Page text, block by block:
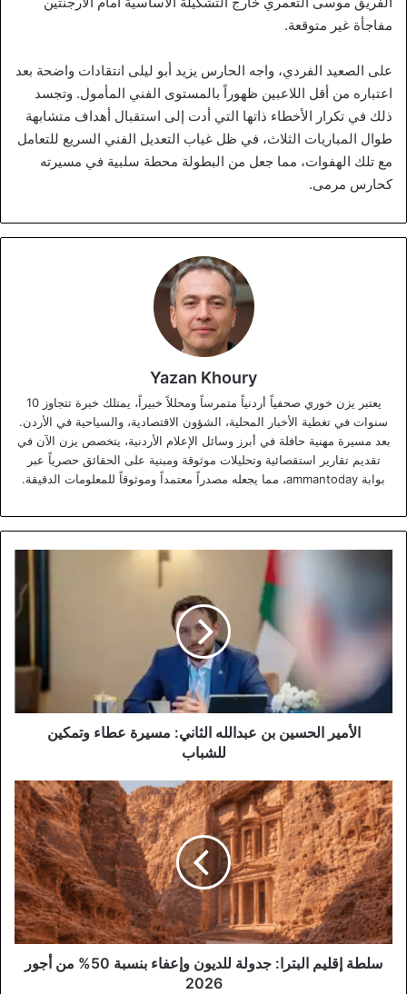
مفاجأة غير متوقعة.
على الصعيد الفردي، واجه الحارس يزيد أبو ليلى انتقادات واضحة بعد
اعتباره من أقل اللاعبين ظهوراً بالمستوى الفني المأمول. وتجسد
ذلك في تكرار الأخطاء ذاتها التي أدت إلى استقبال أهداف متشابهة
طوال المباريات الثلاث، في ظل غياب التعديل الفني السريع للتعامل
مع تلك الهفوات، مما جعل من البطولة محطة سلبية في مسيرته
كحارس مرمى.
Yazan Khoury
يعتبر يزن خوري صحفياً أردنياً متمرساً ومحللاً خبيراً، يمتلك خبرة تتجاوز 10
سنوات في تغطية الأخبار المحلية، الشؤون الاقتصادية، والسياحية في الأردن.
بعد مسيرة مهنية حافلة في أبرز وسائل الإعلام الأردنية، يتخصص يزن الآن في
تقديم تقارير استقصائية وتحليلات موثوقة ومبنية على الحقائق حصرياً عبر
بوابة ammantoday، مما يجعله مصدراً معتمداً وموثوقاً للمعلومات الدقيقة.
الثاني:
عطاء
وتمكين
للشباب
الأمير الحسين بن عبدالله الثاني: مسيرة عطاء وتمكين
للشباب
سلطة
إقليم
البترا:
جدولة
للديون
وإعفاء
بنسبة
50%
من
أجور
سلطة إقليم البترا: جدولة للديون وإعفاء بنسبة 50% من أجور
2026